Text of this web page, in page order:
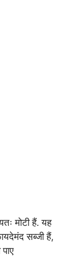
मोटी हैं. यह
सब्जी हैं,